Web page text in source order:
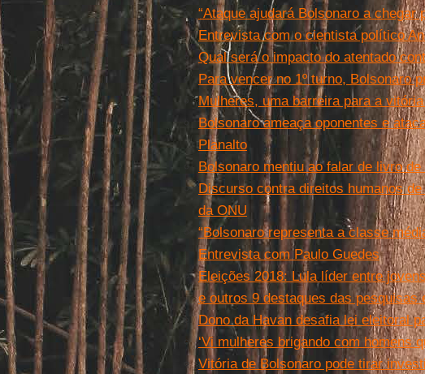
“Ataque ajudará Bolsonaro a
Entrevista com o cientista político
Qual será o impacto do atentado
Para vencer no 1º turno, Bolsonaro
Mulheres, uma barreira para a
Bolsonaro ameaça oponentes e
Planalto
Bolsonaro mentiu ao falar de livro de
Discurso contra direitos humanos
da ONU
“Bolsonaro representa a classe
Entrevista com Paulo Guedes
Eleições 2018: Lula líder entre
e outros 9 destaques das pesquisas
Dono da Havan desafia lei eleitoral
‘Vi mulheres brigando com homens
Vitória de Bolsonaro pode tirar